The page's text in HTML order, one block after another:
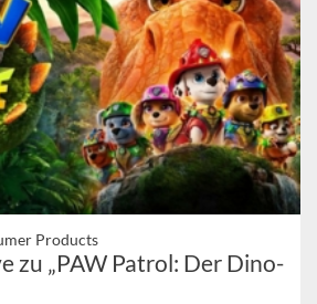
Products
zu „PAW Patrol: Der Dino-